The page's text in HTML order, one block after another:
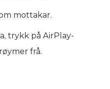
mottakar.
trykk på AirPlay-
frå.